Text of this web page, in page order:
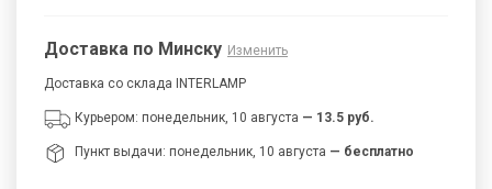
Доставка по Минску Изменить
Доставка со склада INTERLAMP
Курьером: понедельник, 10 августа — 13.5 руб.
Пункт выдачи: понедельник, 10 августа — бесплатно